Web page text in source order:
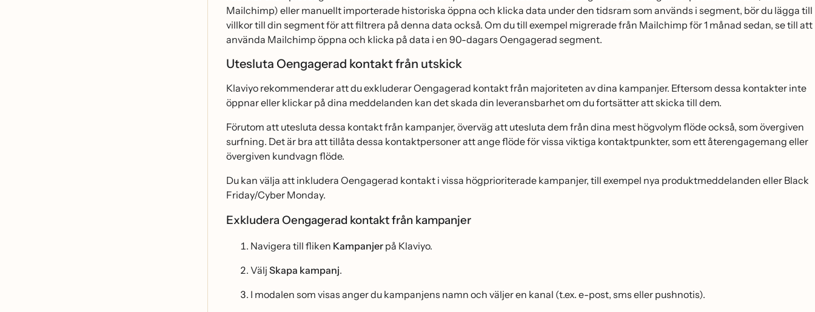
Mailchimp) eller manuellt importerade historiska öppna och klicka data under den tidsram som används i segment, bör du lägga till
villkor till din segment för att filtrera på denna data också. Om du till exempel migrerade från Mailchimp för 1 månad sedan, se till att
använda Mailchimp öppna och klicka på data i en 90-dagars Oengagerad segment.
Utesluta Oengagerad kontakt från utskick
Klaviyo rekommenderar att du exkluderar Oengagerad kontakt från majoriteten av dina kampanjer. Eftersom dessa kontakter inte
öppnar eller klickar på dina meddelanden kan det skada din leveransbarhet om du fortsätter att skicka till dem.
Förutom att utesluta dessa kontakt från kampanjer, överväg att utesluta dem från dina mest högvolym flöde också, som övergiven
surfning. Det är bra att tillåta dessa kontaktpersoner att ange flöde för vissa viktiga kontaktpunkter, som ett återengagemang eller
övergiven kundvagn flöde.
Du kan välja att inkludera Oengagerad kontakt i vissa högprioriterade kampanjer, till exempel nya produktmeddelanden eller Black
Friday/Cyber Monday.
Exkludera Oengagerad kontakt från kampanjer
Navigera till fliken Kampanjer på Klaviyo.
Välj Skapa kampanj.
I modalen som visas anger du kampanjens namn och väljer en kanal (t.ex. e-post, sms eller pushnotis).